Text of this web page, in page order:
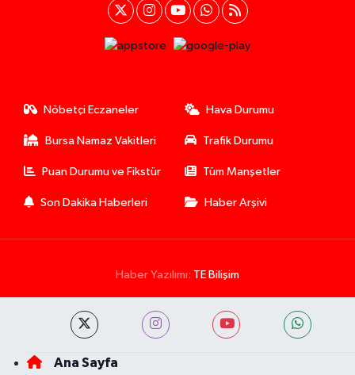
Nöbetçi Eczaneler Hava Durumu
Bursa Namaz Vakitleri Trafik Durumu
Puan Durumu ve Fikstür Tüm Manşetler
Son Dakika Haberleri Haber Arşivi
Haber Yazılımı: TE Bilişim
Ana Sayfa